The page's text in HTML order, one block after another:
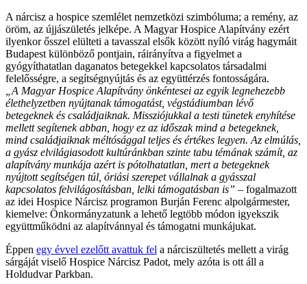
A nárcisz a hospice szemlélet nemzetközi szimbóluma; a remény, az
öröm, az újjászületés jelképe. A Magyar Hospice Alapítvány ezért
ilyenkor ősszel elülteti a tavasszal elsők között nyíló virág hagymáit
Budapest különböző pontjain, ráirányítva a figyelmet a
gyógyíthatatlan daganatos betegekkel kapcsolatos társadalmi
felelősségre, a segítségnyújtás és az együttérzés fontosságára.
„A Magyar Hospice Alapítvány önkéntesei az egyik legnehezebb
élethelyzetben nyújtanak támogatást, végstádiumban lévő
betegeknek és családjaiknak. Missziójukkal a testi tünetek enyhítése
mellett segítenek abban, hogy ez az időszak mind a betegeknek,
mind családjaiknak méltósággal teljes és értékes legyen. Az elmúlás,
a gyász elvilágiasodott kultúránkban szinte tabu témának számít, az
alapítvány munkája azért is pótolhatatlan, mert a betegeknek
nyújtott segítségen túl, óriási szerepet vállalnak a gyásszal
kapcsolatos felvilágosításban, lelki támogatásban is” – fogalmazott
az idei Hospice Nárcisz programon Burján Ferenc alpolgármester,
kiemelve: Önkormányzatunk a lehető legtöbb módon igyekszik
együttműködni az alapítvánnyal és támogatni munkájukat.
Éppen egy évvel ezelőtt avattuk fel a nárciszültetés mellett a virág
sárgáját viselő Hospice Nárcisz Padot, mely azóta is ott áll a
Holdudvar Parkban.